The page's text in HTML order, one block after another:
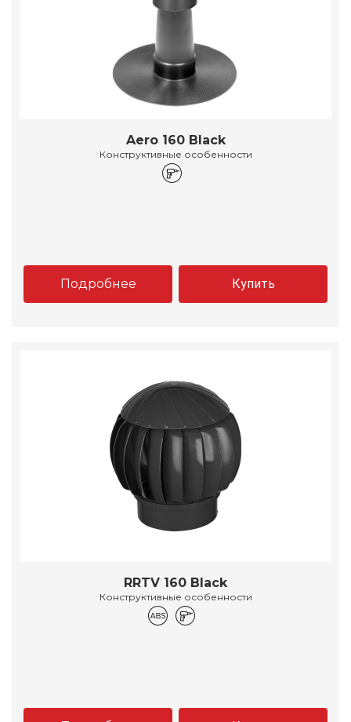
Aero 160 Black
Конструктивные особенности
Подробнее Купить
RRTV 160 Black
Конструктивные особенности